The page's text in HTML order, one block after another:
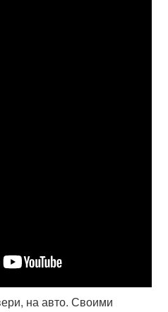
на авто. Своими